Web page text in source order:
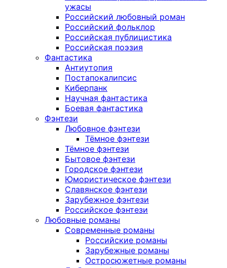
ужасы
Российский любовный роман
Российский фольклор
Российская публицистика
Российская поэзия
Фантастика
Антиутопия
Постапокалипсис
Киберпанк
Научная фантастика
Боевая фантастика
Фэнтези
Любовное фэнтези
Тёмное фэнтези
Тёмное фэнтези
Бытовое фэнтези
Городское фэнтези
Юмористическое фэнтези
Славянское фэнтези
Зарубежное фэнтези
Российское фэнтези
Любовные романы
Современные романы
Российские романы
Зарубежные романы
Остросюжетные романы